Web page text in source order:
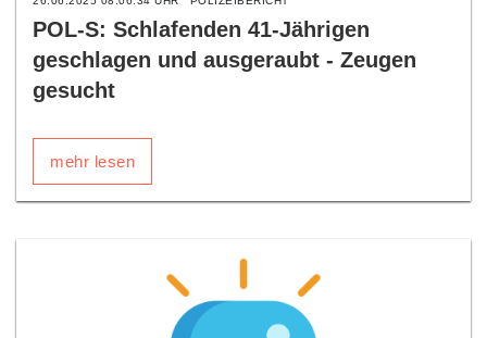
POL-S: Schlafenden 41-Jährigen
geschlagen und ausgeraubt - Zeugen
gesucht
mehr lesen